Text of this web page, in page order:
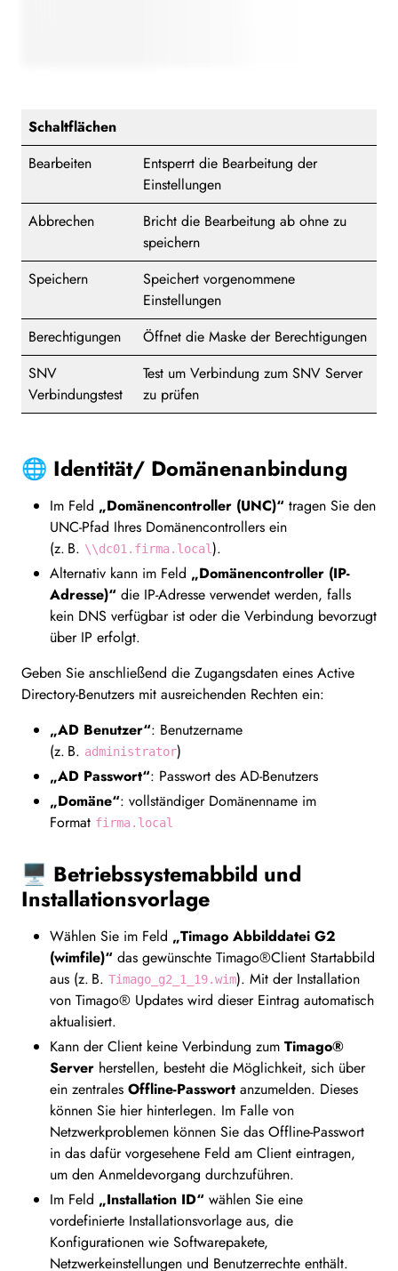
Schaltflächen
Bearbeiten
Entsperrt die Bearbeitung der
Einstellungen
Abbrechen
Bricht die Bearbeitung ab ohne zu
speichern
Speichern
Speichert vorgenommene
Einstellungen
Berechtigungen
Öffnet die Maske der Berechtigungen
SNV
Verbindungstest
Test um Verbindung zum SNV Server
zu prüfen
🌐 Identität/ Domänenanbindung
Im Feld „Domänencontroller (UNC)“ tragen Sie den
UNC-Pfad Ihres Domänencontrollers ein
(z. B. \\dc01.firma.local).
Alternativ kann im Feld „Domänencontroller (IP-
Adresse)“ die IP-Adresse verwendet werden, falls
kein DNS verfügbar ist oder die Verbindung bevorzugt
über IP erfolgt.
Geben Sie anschließend die Zugangsdaten eines Active
Directory-Benutzers mit ausreichenden Rechten ein:
„AD Benutzer“: Benutzername
(z. B. administrator)
„AD Passwort“: Passwort des AD-Benutzers
„Domäne“: vollständiger Domänenname im
Format firma.local
🖥️ Betriebssystemabbild und
Installationsvorlage
Wählen Sie im Feld „Timago Abbilddatei G2
(wimfile)“ das gewünschte Timago®Client Startabbild
aus (z. B. Timago_g2_1_19.wim). Mit der Installation
von Timago® Updates wird dieser Eintrag automatisch
aktualisiert.
Kann der Client keine Verbindung zum Timago®
Server herstellen, besteht die Möglichkeit, sich über
ein zentrales Offline-Passwort anzumelden. Dieses
können Sie hier hinterlegen. Im Falle von
Netzwerkproblemen können Sie das Offline-Passwort
in das dafür vorgesehene Feld am Client eintragen,
um den Anmeldevorgang durchzuführen.
Im Feld „Installation ID“ wählen Sie eine
vordefinierte Installationsvorlage aus, die
Konfigurationen wie Softwarepakete,
Netzwerkeinstellungen und Benutzerrechte enthält.